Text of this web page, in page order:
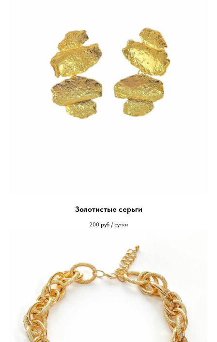
Золотистые серьги
200 руб / сутки